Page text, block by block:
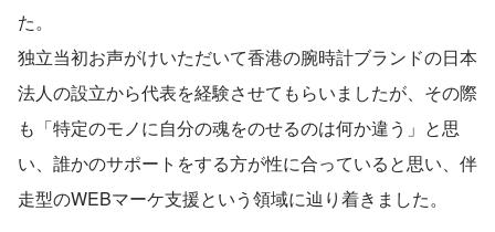
た。
独立当初お声がけいただいて香港の腕時計ブランドの日本
法人の設立から代表を経験させてもらいましたが、その際
も「特定のモノに自分の魂をのせるのは何か違う」と思
い、誰かのサポートをする方が性に合っていると思い、伴
走型のWEBマーケ支援という領域に辿り着きました。